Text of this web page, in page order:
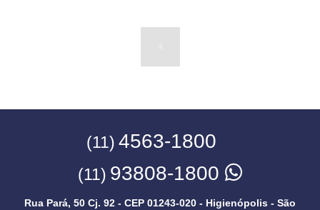
(11) 4563-1800
(11) 93808-1800
Rua Pará, 50 Cj. 92 - CEP 01243-020 - Higienópolis - São